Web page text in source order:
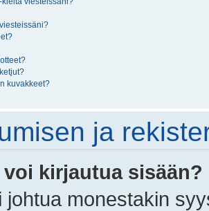
kuvakkeet?
ja
voi kirjautua sisään?
johtua monestakin